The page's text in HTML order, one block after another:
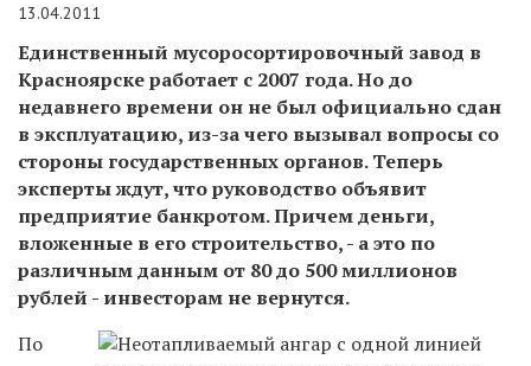
13.04.2011
Единственный мусоросортировочный завод в
Красноярске работает с 2007 года. Но до
недавнего времени он не был официально сдан
в эксплуатацию, из-за чего вызывал вопросы со
стороны государственных органов. Теперь
эксперты ждут, что руководство объявит
предприятие банкротом. Причем деньги,
вложенные в его строительство, - а это по
различным данным от 80 до 500 миллионов
рублей - инвесторам не вернутся.
По